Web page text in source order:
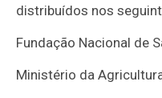
distribuídos nos
Fundação Nacional de
Ministério da